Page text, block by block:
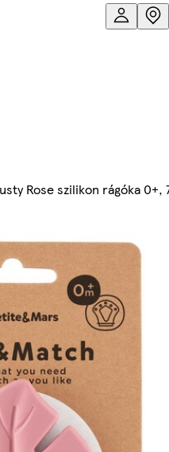
Rose szilikon rágóka 0+,